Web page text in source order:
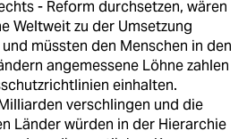
- Reform durchsetzen, wären
Weltweit zu der Umsetzung
müssten den Menschen in den
angemessene Löhne zahlen
einhalten.
verschlingen und die
Länder würden in der Hierarchie